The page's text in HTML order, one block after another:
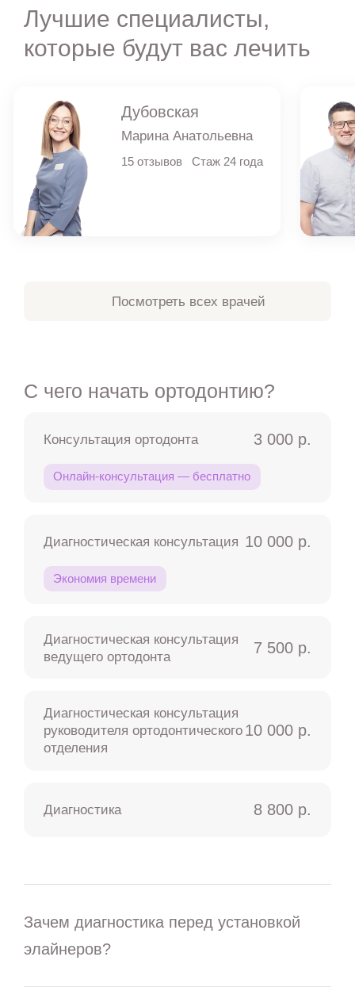
Лучшие специалисты,
которые будут вас лечить
Дубовская
Марина Анатольевна
15 отзывов Стаж 24 года
Посмотреть всех врачей
С чего начать ортодонтию?
Консультация ортодонта
Онлайн-консультация — бесплатно
3 000 р.
Диагностическая консультация
Экономия времени
10 000 р.
Диагностическая консультация
ведущего ортодонта
7 500 р.
Диагностическая консультация
руководителя ортодонтического
отделения
10 000 р.
Диагностика 8 800 р.
Зачем диагностика перед установкой
элайнеров?